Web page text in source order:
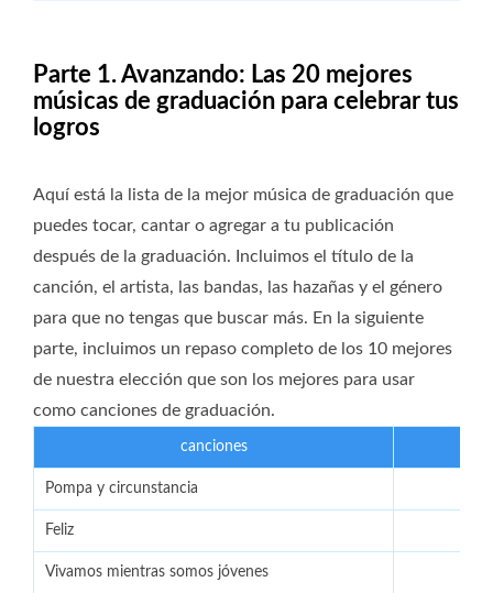
Parte 1. Avanzando: Las 20 mejores
músicas de graduación para celebrar tus
logros
Aquí está la lista de la mejor música de graduación que
puedes tocar, cantar o agregar a tu publicación
después de la graduación. Incluimos el título de la
canción, el artista, las bandas, las hazañas y el género
para que no tengas que buscar más. En la siguiente
parte, incluimos un repaso completo de los 10 mejores
de nuestra elección que son los mejores para usar
como canciones de graduación.
canciones
Pompa y circunstancia
Feliz
Vivamos mientras somos jóvenes